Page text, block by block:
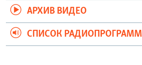
АРХИВ ВИДЕО
СПИСОК РАДИОПРОГРАММ